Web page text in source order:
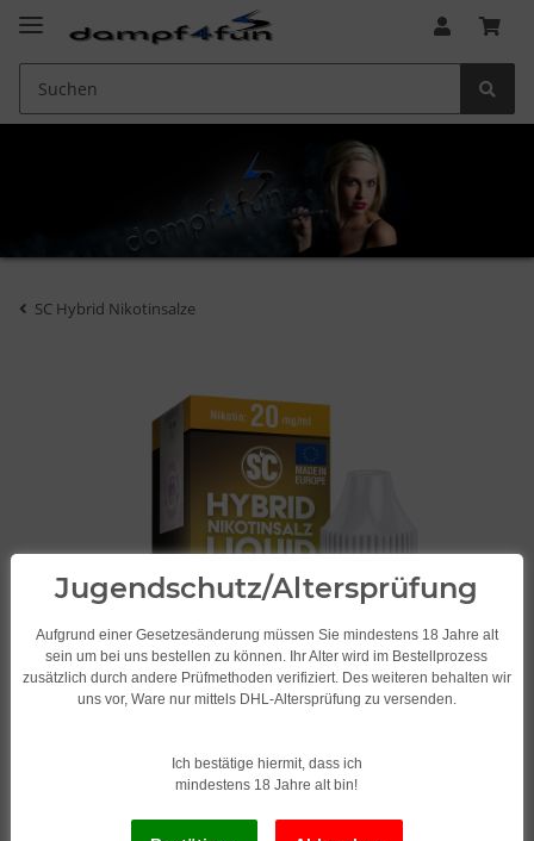
SC Hybrid Nikotinsalze
Jugendschutz/Altersprüfung
Aufgrund einer Gesetzesänderung müssen Sie mindestens 18 Jahre alt
sein um bei uns bestellen zu können. Ihr Alter wird im Bestellprozess
zusätzlich durch andere Prüfmethoden verifiziert. Des weiteren behalten wir
uns vor, Ware nur mittels DHL-Altersprüfung zu versenden.
Ich bestätige hiermit, dass ich
mindestens 18 Jahre alt bin!